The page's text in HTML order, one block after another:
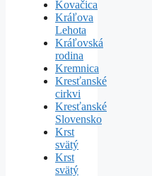
Kovačica
Kráľova
Lehota
Kráľovská
rodina
Kremnica
Kresťanské
cirkvi
Kresťanské
Slovensko
Krst
svätý
Krst
svätý